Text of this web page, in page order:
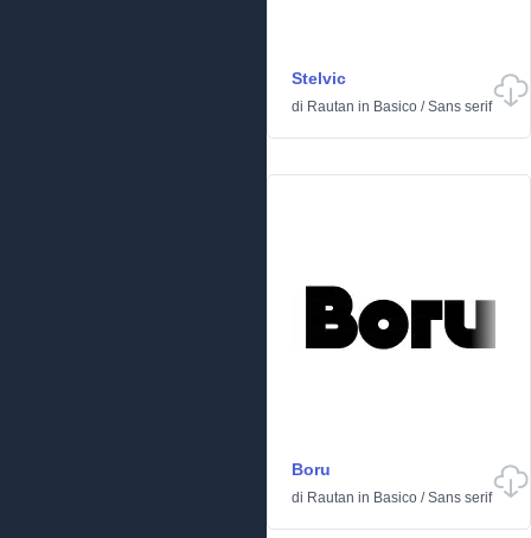
Stelvic
di Rautan in Basico /Sans serif
Boru
di Rautan in Basico /Sans serif